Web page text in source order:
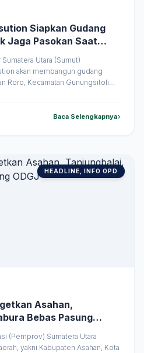
Siapkan Gudang
Jaga Pasokan Saat
Utara (Sumut)
akan membangun gudang
Roro, Kecamatan Gunungsitoli
komoditas strategis di
Baca Selengkapnya
HEADLINE, INFO OPD
Asahan,
Bebas Pasung
(Pemprov) Sumatera Utara
yakni Kabupaten Asahan, Kota